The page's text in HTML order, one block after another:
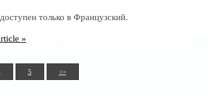
только в Французский.
»
5 >>